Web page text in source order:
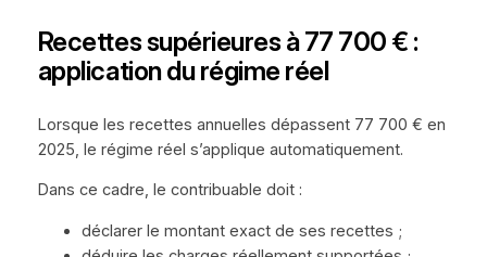
Recettes supérieures à 77 700 € :
application du régime réel
Lorsque les recettes annuelles dépassent 77 700 € en
2025, le régime réel s’applique automatiquement.
Dans ce cadre, le contribuable doit :
déclarer le montant exact de ses recettes ;